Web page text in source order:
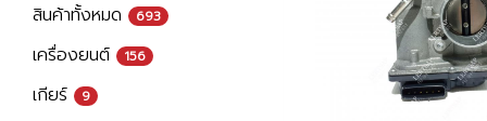
สินค้าทั้งหมด 693
เครื่องยนต์ 156
เกียร์ 9